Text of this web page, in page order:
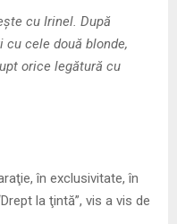
cu Irinel. După
cele două blonde,
orice legătură cu
în exclusivitate, în
la ţintă”, vis a vis de